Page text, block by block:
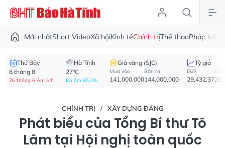
Mới nhấtShort VideoXã hộiKinh tếChính trịThể thaoPháp luật
Thứ Bảy
8 tháng 8
26 tháng 6 Âm lịch
Hà Tĩnh
27°C
Độ ẩm 85.2%
Giá vàng (SJC)
Mua vào
141,000,000
Bán ra
144,000,000
Tỷ giá
EUR
29,432.37
USD
CHÍNH TRỊ XÂY DỰNG ĐẢNG
Phát biểu của Tổng Bí thư Tô
Lâm tại Hội nghị toàn quốc